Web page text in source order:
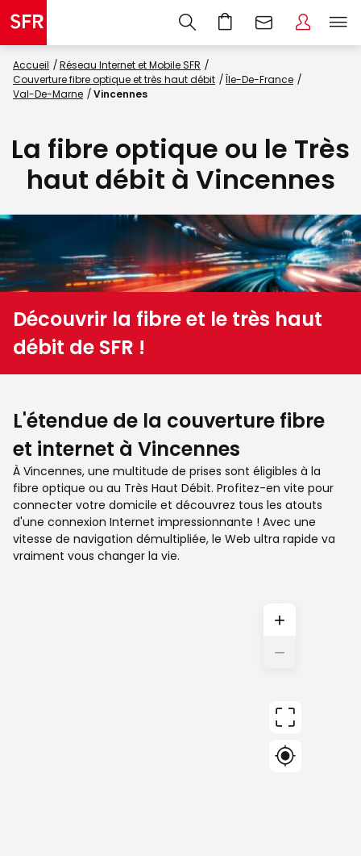
Accueil
Réseau Internet et Mobile SFR
Couverture fibre optique et très haut débit
Île-De-France
Val-De-Marne
Vincennes
La fibre optique ou le Très
haut débit à Vincennes
Découvrir la fibre et le très haut
débit de SFR !
L'étendue de la couverture fibre
et internet à Vincennes
À Vincennes, une multitude de prises sont éligibles à la
fibre optique ou au Très Haut Débit. Profitez-en vite pour
connecter votre domicile et découvrez tous les atouts
d'une connexion Internet impressionnante ! Avec une
vitesse de navigation démultipliée, le Web ultra rapide va
vraiment vous changer la vie.
+
−